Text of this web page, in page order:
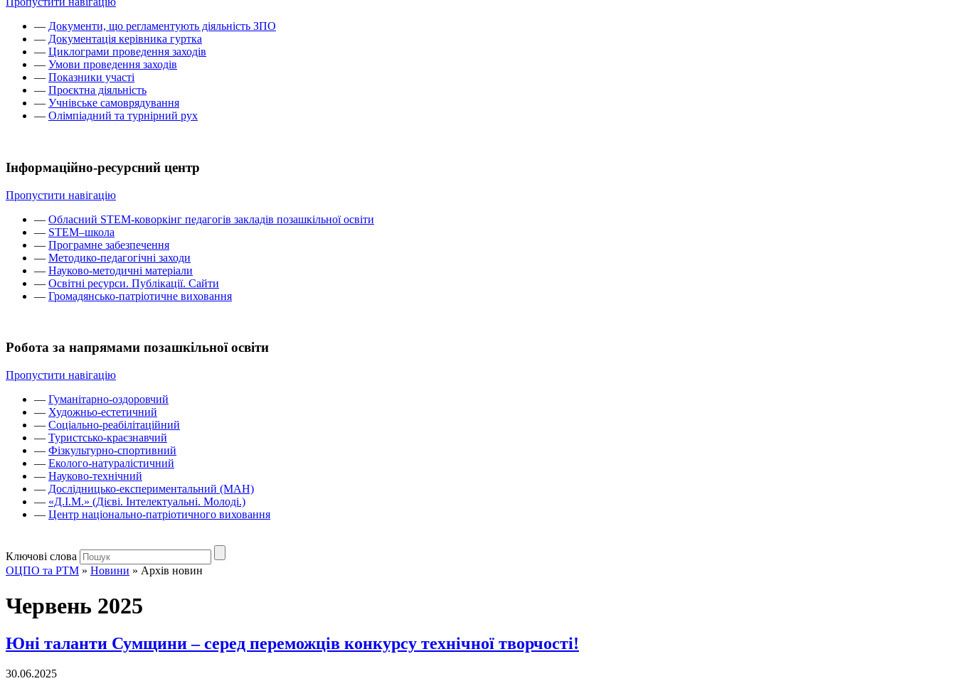
— Документи, що регламентують діяльність ЗПО
— Документація керівника гуртка
— Циклограми проведення заходів
— Умови проведення заходів
— Показники участі
— Проєктна діяльність
— Учнівське самоврядування
— Олімпіадний та турнірний рух
Інформаційно-ресурсний центр
Пропустити навігацію
— Обласний STEM-коворкінг педагогів закладів позашкільної освіти
— STEM–школа
— Програмне забезпечення
— Методико-педагогічні заходи
— Науково-методичні матеріали
— Освітні ресурси. Публікації. Сайти
— Громадянсько-патріотичне виховання
Робота за напрямами позашкільної освіти
Пропустити навігацію
— Гуманітарно-оздоровчий
— Художньо-естетичний
— Соціально-реабілітаційний
— Туристсько-краєзнавчий
— Фізкультурно-спортивний
— Еколого-натуралістичний
— Науково-технічний
— Дослідницько-експериментальний (МАН)
— «Д.І.М.» (Дієві. Інтелектуальні. Молоді.)
— Центр національно-патріотичного виховання
Ключові слова
ОЦПО та РТМ » Новини » Архів новин
Червень 2025
Юні таланти Сумщини – серед переможців конкурсу технічної творчості!
30.06.2025